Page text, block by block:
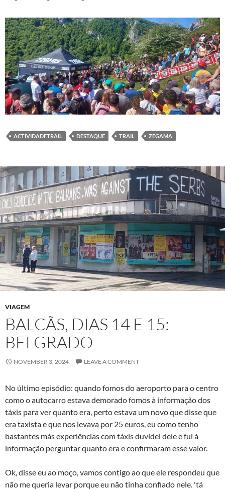
ACTIVIDADETRAIL DESTAQUE TRAIL ZEGAMA
VIAGEM
BALCÃS, DIAS 14 E 15:
BELGRADO
NOVEMBER 3, 2024 LEAVE A COMMENT
No último episódio: quando fomos do aeroporto para o centro
como o autocarro estava demorado fomos à informação dos
táxis para ver quanto era, perto estava um novo que disse que
era taxista e que nos levava por 25 euros, eu como tenho
bastantes más experiências com táxis duvidei dele e fui à
informação perguntar quanto era e confirmaram esse valor.
Ok, disse eu ao moço, vamos contigo ao que ele respondeu que
não me queria levar porque eu não tinha confiado nele. 'tá